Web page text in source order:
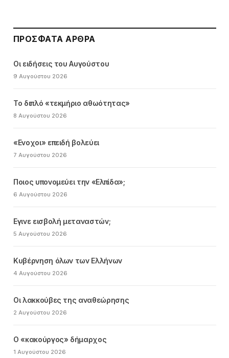
ΠΡΌΣΦΑΤΑ ΆΡΘΡΑ
Οι ειδήσεις του Αυγούστου
9 Αυγούστου 2026
Το διπλό «τεκμήριο αθωότητας»
8 Αυγούστου 2026
«Ενοχοι» επειδή βολεύει
7 Αυγούστου 2026
Ποιος υπονομεύει την «Ελπίδα»;
6 Αυγούστου 2026
Εγινε εισβολή μεταναστών;
5 Αυγούστου 2026
Κυβέρνηση όλων των Ελλήνων
4 Αυγούστου 2026
Οι λακκούβες της αναθεώρησης
2 Αυγούστου 2026
Ο «κακούργος» δήμαρχος
1 Αυγούστου 2026